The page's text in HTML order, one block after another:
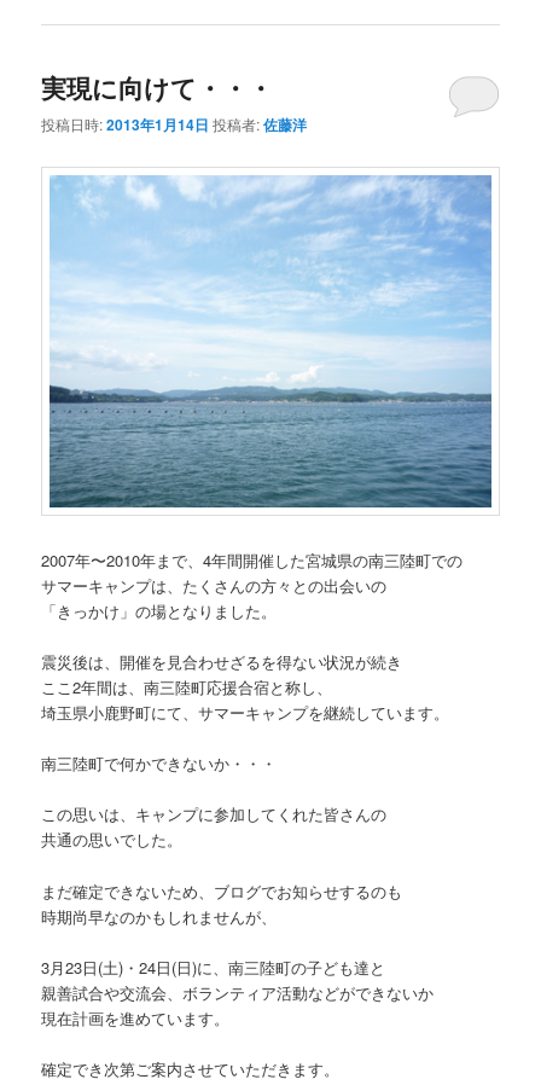
実現に向けて・・・
投稿日時:2013年1月14日 投稿者:佐藤洋
2007年〜2010年まで、4年間開催した宮城県の南三陸町での
サマーキャンプは、たくさんの方々との出会いの
「きっかけ」の場となりました。
震災後は、開催を見合わせざるを得ない状況が続き
ここ2年間は、南三陸町応援合宿と称し、
埼玉県小鹿野町にて、サマーキャンプを継続しています。
南三陸町で何かできないか・・・
この思いは、キャンプに参加してくれた皆さんの
共通の思いでした。
まだ確定できないため、ブログでお知らせするのも
時期尚早なのかもしれませんが、
3月23日(土)・24日(日)に、南三陸町の子ども達と
親善試合や交流会、ボランティア活動などができないか
現在計画を進めています。
確定でき次第ご案内させていただきます。